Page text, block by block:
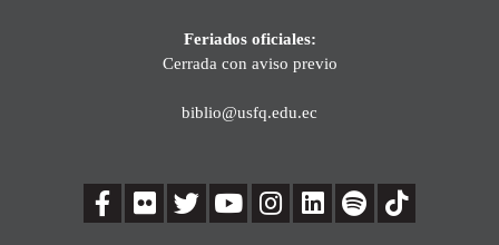
Feriados oficiales:
Cerrada con aviso previo
biblio@usfq.edu.ec